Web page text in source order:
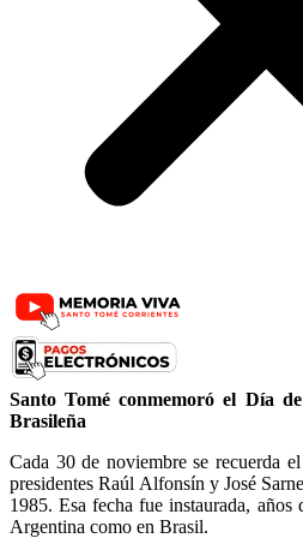
Santo Tomé conmemoró el Día
Brasileña
Cada 30 de noviembre se recuerda
presidentes Raúl Alfonsín y José
1985. Esa fecha fue instaurada, años
Argentina como en Brasil.